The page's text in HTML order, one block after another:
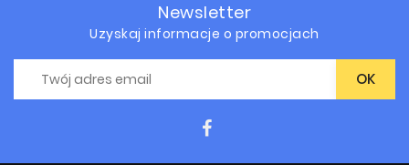
Newsletter
Uzyskaj informacje o promocjach